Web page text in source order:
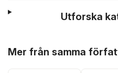
Utforska
Mer från samma